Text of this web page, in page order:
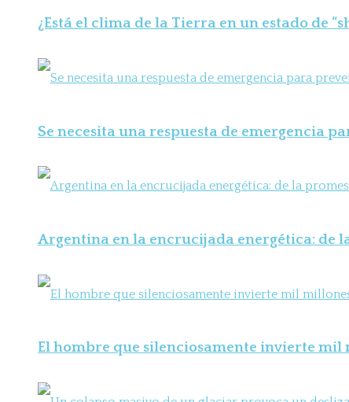
¿Está el clima de la Tierra en un estado de
Se necesita una respuesta de emergencia
Argentina en la encrucijada energética: de
El hombre que silenciosamente invierte